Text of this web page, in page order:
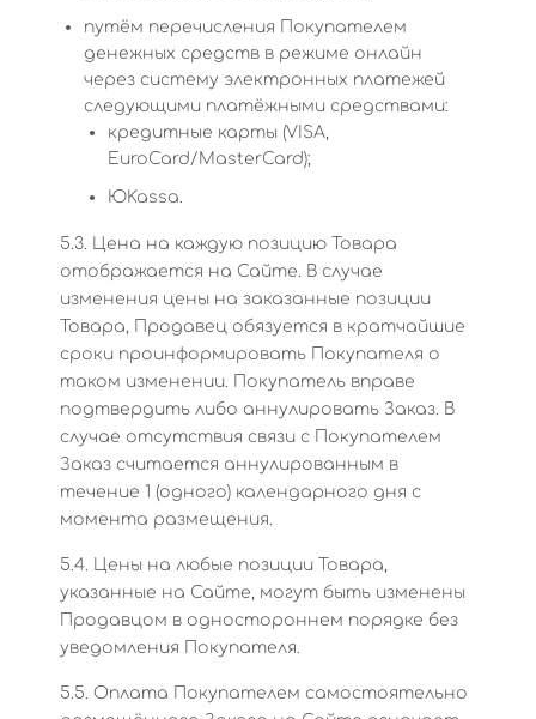
путём перечисления Покупателем
денежных средств в режиме онлайн
через систему электронных платежей
следующими платёжными средствами:
кредитные карты (VISA,
EuroCard/MasterCard);
ЮKassa.
5.3. Цена на каждую позицию Товара
отображается на Сайте. В случае
изменения цены на заказанные позиции
Товара, Продавец обязуется в кратчайшие
сроки проинформировать Покупателя о
таком изменении. Покупатель вправе
подтвердить либо аннулировать Заказ. В
случае отсутствия связи с Покупателем
Заказ считается аннулированным в
течение 1 (одного) календарного дня с
момента размещения.
5.4. Цены на любые позиции Товара,
указанные на Сайте, могут быть изменены
Продавцом в одностороннем порядке без
уведомления Покупателя.
5.5. Оплата Покупателем самостоятельно